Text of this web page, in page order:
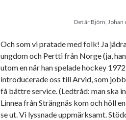
Det är Björn,
Och som vi pratade med folk! Ja
ungdom och Pertti från Norge (ja,
utom en när han spelade hockey
introducerade oss till Arvid, som
få bättre service. (Ledtråd: man ska
Linnea från Strängnäs kom och höll
se ut. Vi lyssnade uppmärksamt.